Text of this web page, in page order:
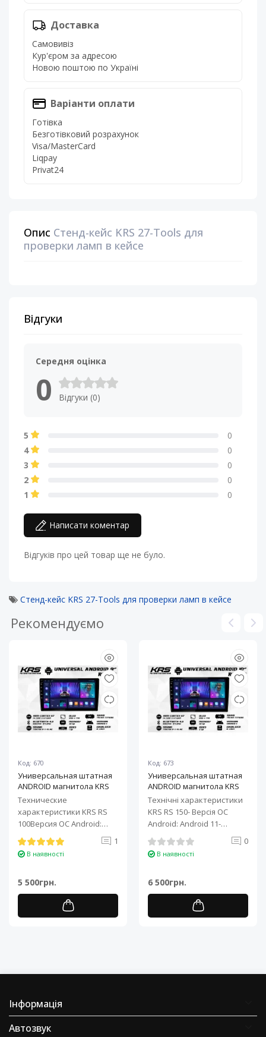
Доставка
Самовивіз
Кур'єром за адресою
Новою поштою по Україні
Варіанти оплати
Готівка
Безготівковий розрахунок
Visa/MasterCard
Liqpay
Privat24
Опис Стенд-кейс KRS 27-Tools для
проверки ламп в кейсе
Відгуки
Середня оцінка
0 Відгуки (0)
5
0
4
0
3
0
2
0
1
0
Написати коментар
Відгуків про цей товар ще не було.
Стенд-кейс KRS 27-Tools для проверки ламп в кейсе
Рекомендуємо
Код: 670
Универсальная штатная
ANDROID магнитола KRS
RS 100 9" 1/32 GB
Технические
характеристики KRS RS
100Версия ОС Android:
Android 11Процессор: 4-
ядерный ARM Cortex-A7..
1
В наявності
5 500грн.
Код: 673
Универсальная штатная
ANDROID магнитола KRS
RS 150 10" 2/32 GB
Технічні характеристики
KRS RS 150- Версія ОС
Android: Android 11-
Процесор: 4-ядерний ARM
Cortex-A7..
0
В наявності
6 500грн.
Інформація
Автозвук